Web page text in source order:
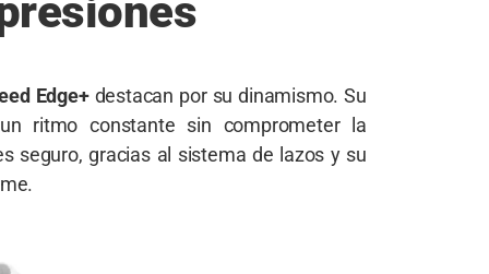
Edge+destacan por su dinamismo. Su
ritmo constante sin comprometer la
seguro, gracias al sistema de lazos y su